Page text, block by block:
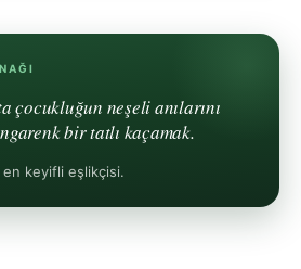
çocukluğun neşeli anılarını
bir tatlı kaçamak.
en keyifli eşlikçisi.